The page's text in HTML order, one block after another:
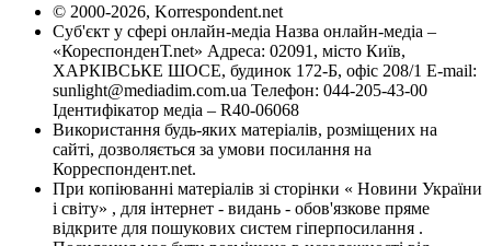
© 2000-2026, Korrespondent.net
Суб'єкт у сфері онлайн-медіа Назва онлайн-медіа –
«КореспонденТ.net» Адреса: 02091, місто Київ,
ХАРКІВСЬКЕ ШОСЕ, будинок 172-Б, офіс 208/1 E-mail:
sunlight@mediadim.com.ua Телефон: 044-205-43-00
Ідентифікатор медіа – R40-06068
Використання будь-яких матеріалів, розміщених на
сайті, дозволяється за умови посилання на
Корреспондент.net.
При копіюванні матеріалів зі сторінки « Новини України
і світу» , для інтернет - видань - обов'язкове пряме
відкрите для пошукових систем гіперпосилання .